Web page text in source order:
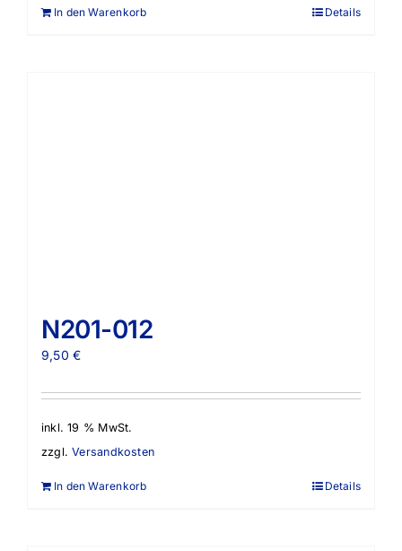
In den Warenkorb Details
N201-012
9,50€
inkl. 19 % MwSt.
zzgl.Versandkosten
In den Warenkorb Details